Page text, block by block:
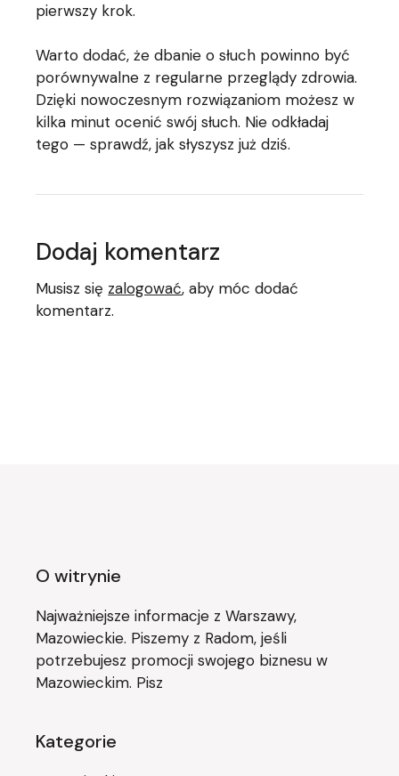
pierwszy krok.
Warto dodać, że dbanie o słuch powinno być
porównywalne z regularne przeglądy zdrowia.
Dzięki nowoczesnym rozwiązaniom możesz w
kilka minut ocenić swój słuch. Nie odkładaj
tego — sprawdź, jak słyszysz już dziś.
Dodaj komentarz
Musisz się zalogować, aby móc dodać
komentarz.
O witrynie
Najważniejsze informacje z Warszawy,
Mazowieckie. Piszemy z Radom, jeśli
potrzebujesz promocji swojego biznesu w
Mazowieckim. Pisz
Kategorie